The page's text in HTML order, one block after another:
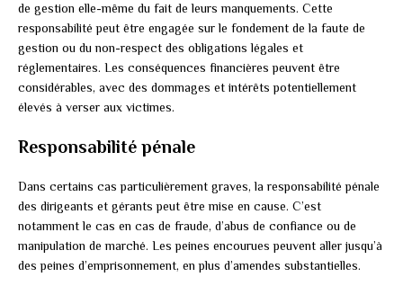
de gestion elle-même du fait de leurs manquements. Cette
responsabilité peut être engagée sur le fondement de la faute de
gestion ou du non-respect des obligations légales et
réglementaires. Les conséquences financières peuvent être
considérables, avec des dommages et intérêts potentiellement
élevés à verser aux victimes.
Responsabilité pénale
Dans certains cas particulièrement graves, la responsabilité pénale
des dirigeants et gérants peut être mise en cause. C’est
notamment le cas en cas de fraude, d’abus de confiance ou de
manipulation de marché. Les peines encourues peuvent aller jusqu’à
des peines d’emprisonnement, en plus d’amendes substantielles.